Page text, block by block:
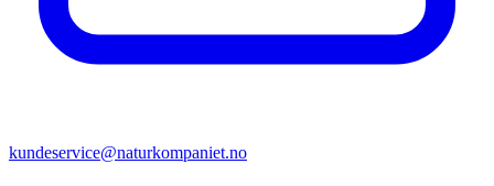
kundeservice@naturkompaniet.no